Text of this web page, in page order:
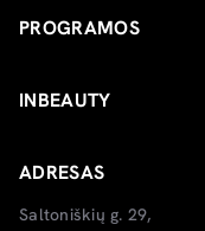
PROGRAMOS
INBEAUTY
ADRESAS
Saltoniškių g. 29,